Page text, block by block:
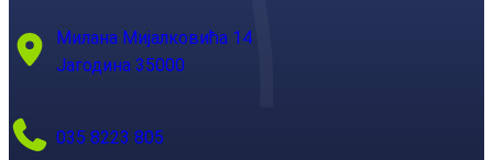
Милана Мијалковића 14
Јагодина 35000
035 8223 805